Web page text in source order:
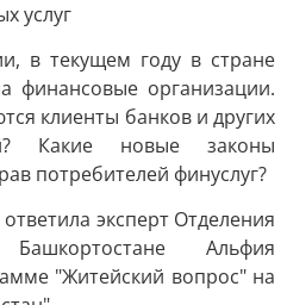
услуг
в текущем году в стране
финансовые организации.
клиенты банков и других
Какие новые законы
потребителей финуслуг?
эксперт Отделения
Альфия
"Житейский вопрос" на